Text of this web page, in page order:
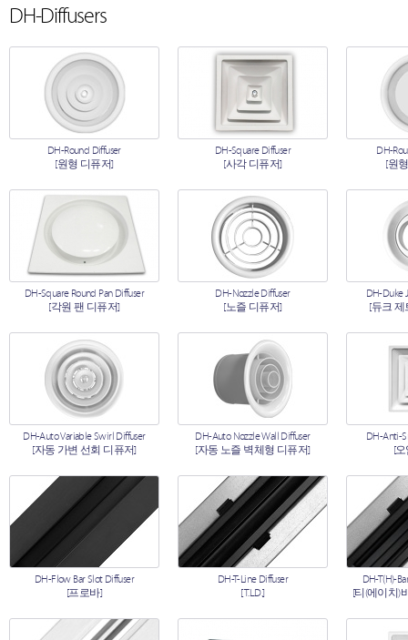
DH-Diffusers
DH-Round Diffuser
[원형 디퓨저]
DH-Square Diffuser
[사각 디퓨저]
DH-
[원
DH-Square Round Pan Diffuser
[각원 팬 디퓨저]
DH-Nozzle Diffuser
[노즐 디퓨저]
DH-Duke
[듀크 제
DH-Auto Variable Swirl Diffuser
[자동 가변 선회 디퓨저]
DH-Auto Nozzle Wall Diffuser
[자동 노즐 벽체형 디퓨저]
DH-Anti-
[
DH-Flow Bar Slot Diffuser
[프로바]
DH-T-Line Diffuser
[T.L.D.]
DH-T(H)-
[티(에이치)